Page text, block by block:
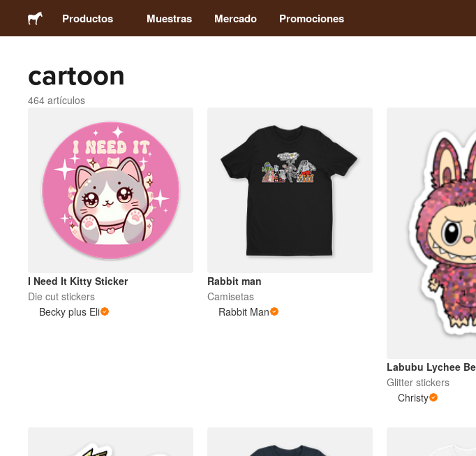
Productos
Pegatinas
Imanes
Chapas
Packaging
Acrílicos
Muestras Mercado Promociones
cartoon
464 artículos
I Need It Kitty Sticker
Die cut stickers
Becky plus Eli
Rabbit man
Camisetas
Rabbit Man
Labubu Lychee
Glitter stickers
Christy